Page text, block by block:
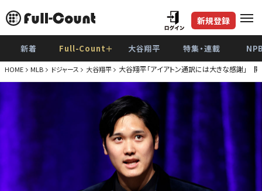
新規登録
新着 Full-Count＋ 大谷翔平 特集・連載
HOME MLB ドジャース 大谷翔平 大谷翔平「アイアトン通訳には大きな感謝」